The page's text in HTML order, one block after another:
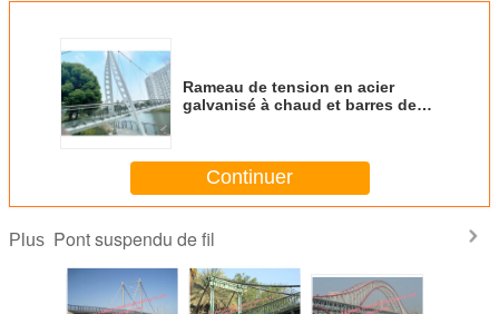
Rameau de tension en acier
galvanisé à chaud et barres de
Continuer
Plus Pont suspendu de fil